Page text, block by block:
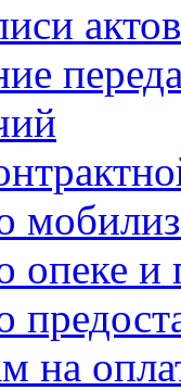
опеке и
на